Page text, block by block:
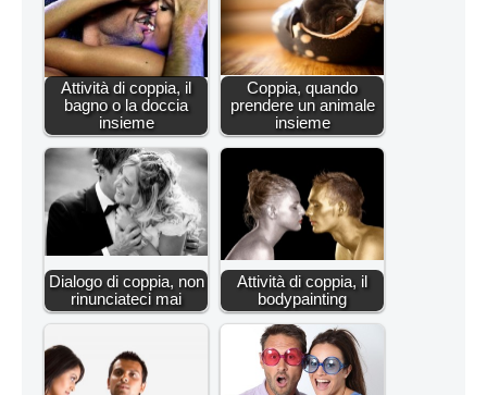
Attività di coppia, il
bagno o la doccia
insieme
Coppia, quando
prendere un animale
insieme
Dialogo di coppia, non
rinunciateci mai
Attività di coppia, il
bodypainting